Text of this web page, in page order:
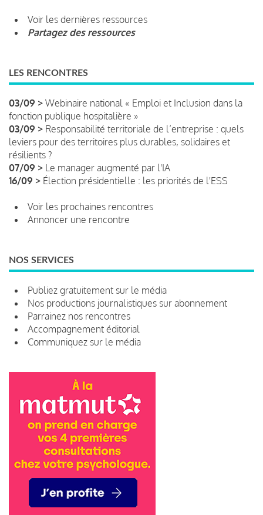
Voir les dernières ressources
Partagez des ressources
LES RENCONTRES
03/09 > Webinaire national « Emploi et Inclusion dans la
fonction publique hospitalière »
03/09 > Responsabilité territoriale de l’entreprise : quels
leviers pour des territoires plus durables, solidaires et
résilients ?
07/09 > Le manager augmenté par l'IA
16/09 > Élection présidentielle : les priorités de l'ESS
Voir les prochaines rencontres
Annoncer une rencontre
NOS SERVICES
Publiez gratuitement sur le média
Nos productions journalistiques sur abonnement
Parrainez nos rencontres
Accompagnement éditorial
Communiquez sur le média